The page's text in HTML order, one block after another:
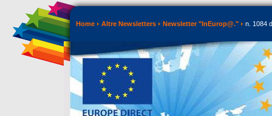
Home Altre Newsletters Newsletter "InEurop@." n. 1084